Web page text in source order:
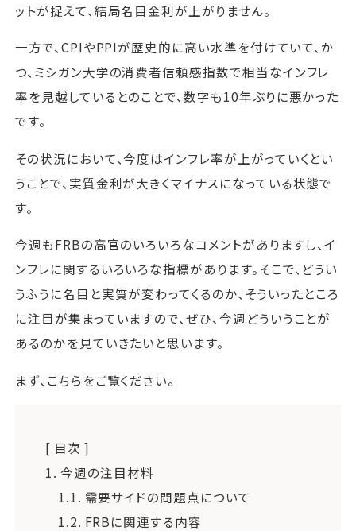
ットが捉えて、結局名目金利が上がりません。
一方で、CPIやPPIが歴史的に高い水準を付けていて、か
つ、ミシガン大学の消費者信頼感指数で相当なインフレ
率を見越しているとのことで、数字も10年ぶりに悪かった
です。
その状況において、今度はインフレ率が上がっていくとい
うことで、実質金利が大きくマイナスになっている状態で
す。
今週もFRBの高官のいろいろなコメントがありますし、イ
ンフレに関するいろいろな指標があります。そこで、どうい
うふうに名目と実質が変わってくるのか、そういったところ
に注目が集まっていますので、ぜひ、今週どういうことが
あるのかを見ていきたいと思います。
まず、こちらをご覧ください。
[ 目次 ]
1. 今週の注目材料
1.1. 需要サイドの問題点について
1.2. FRBに関連する内容